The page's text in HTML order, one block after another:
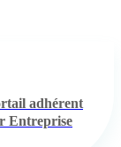
adhérent
Entreprise